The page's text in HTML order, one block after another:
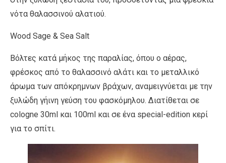
νότα θαλασσινού αλατιού.
Wood Sage & Sea Salt
Βόλτες κατά µήκος της παραλίας, όπου ο αέρας,
φρέσκος από το θαλασσινό αλάτι και το µεταλλικό
άρωµα των απόκρηµνων βράχων, αναµειγνύεται µε την
ξυλώδη γήινη γεύση του φασκόµηλου. Διατίθεται σε
cologne 30ml και 100ml και σε ένα special-edition κερί
για το σπίτι.